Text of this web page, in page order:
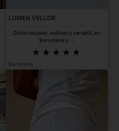
LUMEN VELLOR
Chico tatuado, velludo y versátil, en
Barcelona y ...
Barcelona